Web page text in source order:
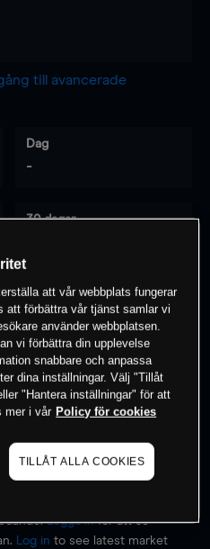
till avancerade
Dag
-
30 dagar
en position i detta
handla
Logga inför att se
Log in to see latest market
att vår webbplats fungerar
att förbättra vår tjänst samlar vi
använder webbplatsen.
vi förbättra din upplevelse
snabbare och anpassa
dina inställningar. Välj "Tillåt
"Hantera inställningar" för att
mer i vår Policy för cookies
TILLÅT ALLA COOKIES